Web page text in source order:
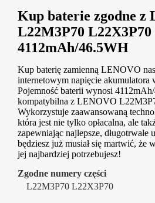
Kup baterie zgodne z
L22M3P70 L22X3P70
4112mAh/46.5WH
Kup baterię zamienną LENOVO
internetowym napięcie akumulatora
Pojemność baterii wynosi
kompatybilna z LENOVO
Wykorzystuje zaawansowaną
która jest nie tylko opłacalna, ale
zapewniając najlepsze,
będziesz już musiał się martwić, że
jej najbardziej potrzebujesz!
Zgodne numery części
L22M3P70 L22X3P70